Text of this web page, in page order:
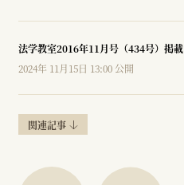
法学教室2016年11月号（434号）掲載
2024年 11月15日 13:00 公開
関連記事